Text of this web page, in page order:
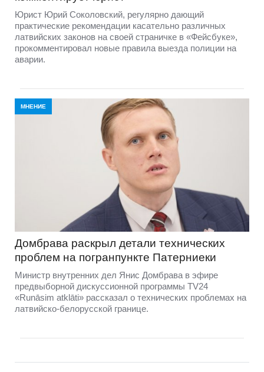
Юрист Юрий Соколовский, регулярно дающий
практические рекомендации касательно различных
латвийских законов на своей страничке в «Фейсбуке»,
прокомментировал новые правила выезда полиции на
аварии.
МНЕНИЕ
Домбравa раскрыл детали технических
проблем на погранпункте Патерниеки
Министр внутренних дел Янис Домбрава в эфире
предвыборной дискуссионной программы TV24
«Runāsim atklāti» рассказал о технических проблемах на
латвийско-белорусской границе.